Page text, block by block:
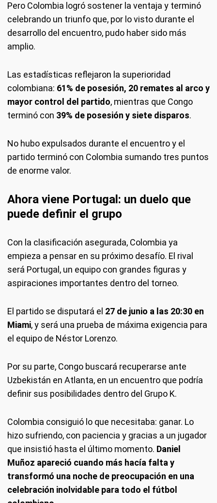
Pero Colombia logró sostener la ventaja y terminó
celebrando un triunfo que, por lo visto durante el
desarrollo del encuentro, pudo haber sido más
amplio.
Las estadísticas reflejaron la superioridad
colombiana: 61% de posesión, 20 remates al arco y
mayor control del partido, mientras que Congo
terminó con 39% de posesión y siete disparos.
No hubo expulsados durante el encuentro y el
partido terminó con Colombia sumando tres puntos
de enorme valor.
Ahora viene Portugal: un duelo que
puede definir el grupo
Con la clasificación asegurada, Colombia ya
empieza a pensar en su próximo desafío. El rival
será Portugal, un equipo con grandes figuras y
aspiraciones importantes dentro del torneo.
El partido se disputará el 27 de junio a las 20:30 en
Miami, y será una prueba de máxima exigencia para
el equipo de Néstor Lorenzo.
Por su parte, Congo buscará recuperarse ante
Uzbekistán en Atlanta, en un encuentro que podría
definir sus posibilidades dentro del Grupo K.
Colombia consiguió lo que necesitaba: ganar. Lo
hizo sufriendo, con paciencia y gracias a un jugador
que insistió hasta el último momento. Daniel
Muñoz apareció cuando más hacía falta y
transformó una noche de preocupación en una
celebración inolvidable para todo el fútbol